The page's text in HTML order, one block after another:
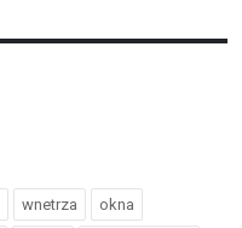
wnetrza okna